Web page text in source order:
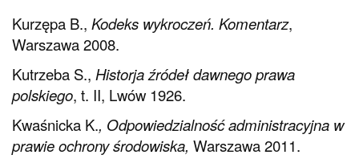
Kurzępa B., Kodeks wykroczeń. Komentarz,
Warszawa 2008.
Kutrzeba S., Historja źródeł dawnego prawa
polskiego, t. II, Lwów 1926.
Kwaśnicka K., Odpowiedzialność administracyjna w
prawie ochrony środowiska, Warszawa 2011.